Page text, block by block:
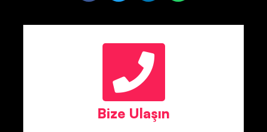
Bize Ulaşın